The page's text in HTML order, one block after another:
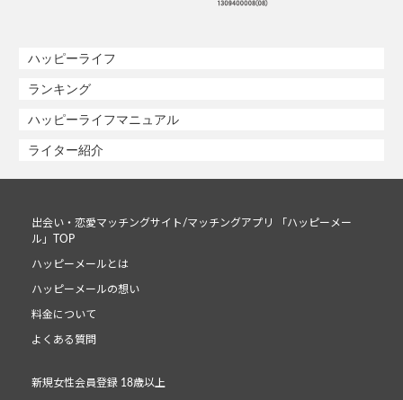
ハッピーライフ
ランキング
ハッピーライフマニュアル
ライター紹介
出会い・恋愛マッチングサイト/マッチングアプリ 「ハッピーメー
ル」TOP
ハッピーメールとは
ハッピーメールの想い
料金について
よくある質問
新規女性会員登録 18歳以上